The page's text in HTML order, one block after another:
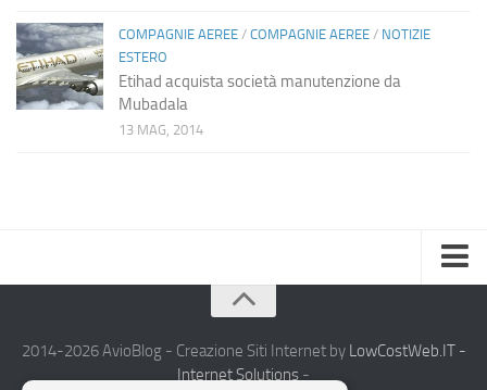
COMPAGNIE AEREE / COMPAGNIE AEREE / NOTIZIE
ESTERO
Etihad acquista società manutenzione da
Mubadala
13 MAG, 2014
Chi Siamo
Notizie Estero
2014-2026 AvioBlog - Creazione Siti Internet by LowCostWeb.IT -
Internet Solutions -